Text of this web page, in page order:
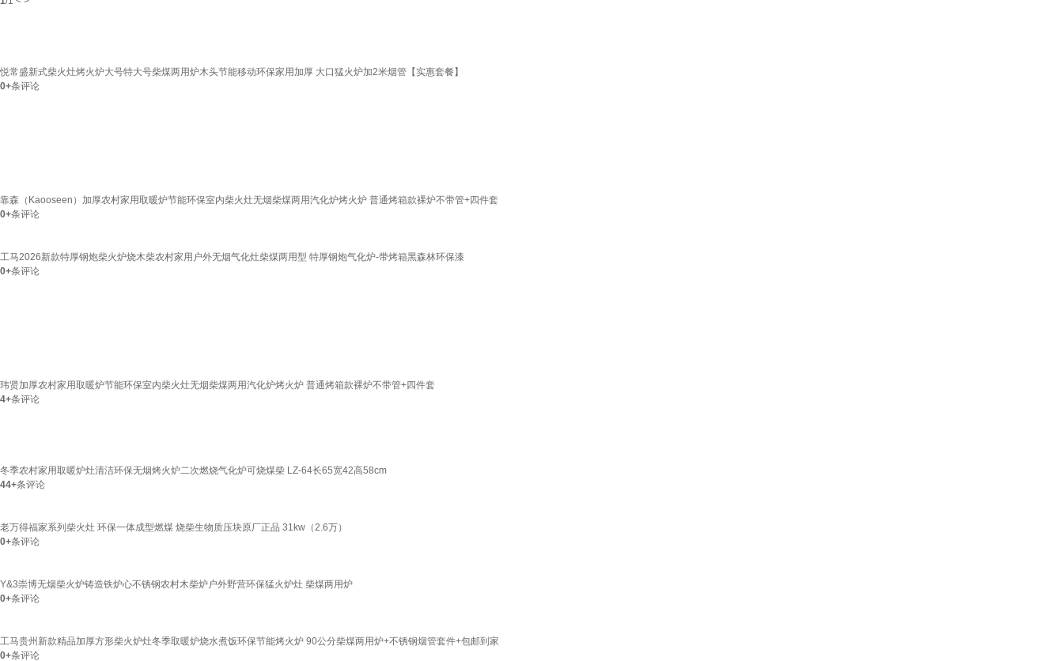
悦常盛新式柴火灶烤火炉大号特大号柴煤两用炉木头节能移动环保家用加厚 大口猛火炉加2米烟管【实惠套餐】
0+条评论
靠森（Kaooseen）加厚农村家用取暖炉节能环保室内柴火灶无烟柴煤两用汽化炉烤火炉 普通烤箱款裸炉不带管+四件套
0+条评论
工马2026新款特厚钢炮柴火炉烧木柴农村家用户外无烟气化灶柴煤两用型 特厚钢炮气化炉-带烤箱黑森林环保漆
0+条评论
玮贤加厚农村家用取暖炉节能环保室内柴火灶无烟柴煤两用汽化炉烤火炉 普通烤箱款裸炉不带管+四件套
4+条评论
冬季农村家用取暖炉灶清洁环保无烟烤火炉二次燃烧气化炉可烧煤柴 LZ-64长65宽42高58cm
44+条评论
老万得福家系列柴火灶 环保一体成型燃煤 烧柴生物质压块原厂正品 31kw（2.6万）
0+条评论
Y&3崇博无烟柴火炉铸造铁炉心不锈钢农村木柴炉户外野营环保猛火炉灶 柴煤两用炉
0+条评论
工马贵州新款精品加厚方形柴火炉灶冬季取暖炉烧水煮饭环保节能烤火炉 90公分柴煤两用炉+不锈钢烟管套件+包邮到家
0+条评论